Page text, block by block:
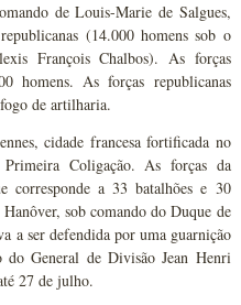
de Louis-Marie de Salgues,
(14.000 homens sob o
François Chalbos). As forças
homens. As forças republicanas
de artilharia.
cidade francesa fortificada no
Coligação. As forças da
corresponde a 33 batalhões e 30
sob comando do Duque de
a ser defendida por uma guarnição
do General de Divisão Jean Henri
27 de julho.